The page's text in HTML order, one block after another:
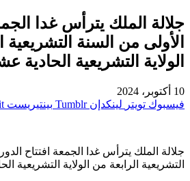
جلالة الملك يترأس غدا
الأولى من السنة التشريعية
الولاية التشريعية الحادية
10 أكتوبر، 2024
فيسبوك تويتر لينكدإن بينتيريست
جلالة الملك يترأس غدا الجمعة افتتاح
التشريعية الرابعة من الولاية التشريعية